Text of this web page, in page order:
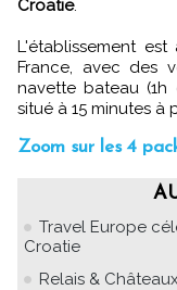
Croatie.
L'établissement
France, avec des
navette bateau
situé à 15 minutes à
Zoom sur les 4
Travel Europe
Croatie
Relais &